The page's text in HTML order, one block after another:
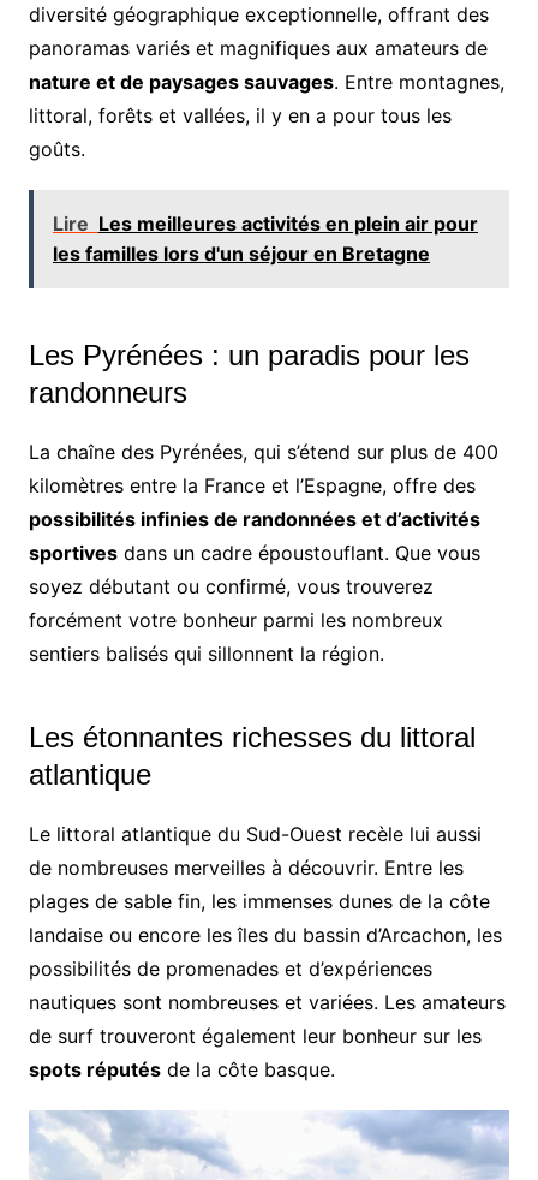
diversité géographique exceptionnelle, offrant des
panoramas variés et magnifiques aux amateurs de
nature et de paysages sauvages. Entre montagnes,
littoral, forêts et vallées, il y en a pour tous les
goûts.
Lire Les meilleures activités en plein air pour
les familles lors d'un séjour en Bretagne
Les Pyrénées : un paradis pour les
randonneurs
La chaîne des Pyrénées, qui s’étend sur plus de 400
kilomètres entre la France et l’Espagne, offre des
possibilités infinies de randonnées et d’activités
sportivesdans un cadre époustouflant. Que vous
soyez débutant ou confirmé, vous trouverez
forcément votre bonheur parmi les nombreux
sentiers balisés qui sillonnent la région.
Les étonnantes richesses du littoral
atlantique
Le littoral atlantique du Sud-Ouest recèle lui aussi
de nombreuses merveilles à découvrir. Entre les
plages de sable fin, les immenses dunes de la côte
landaise ou encore les îles du bassin d’Arcachon, les
possibilités de promenades et d’expériences
nautiques sont nombreuses et variées. Les amateurs
de surf trouveront également leur bonheur sur les
spots réputésde la côte basque.